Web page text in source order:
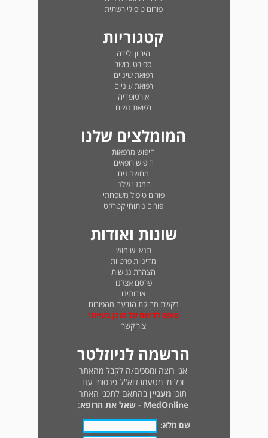
פורום טיפולי רשתית
קטגוריות
היריון ולידה
ספורט וכושר
רפואת שיניים
רפואת עיניים
אורטופדיה
רפואת נשים
המומלצים שלנו
חיפוש מרפאות
חיפוש רופאים
מחשבונים
המגזין שלנו
פורום טיפול משפחתי
פורום ניתוחי קטרקט
שונות ואודות
תנאי שימוש
מדיניות פרטיות
הצהרת נגישות
פרסם אצלנו
אודותינו
בקשת מחיקת הודעה מהפורום
טופס לדיווח על תוכן בעייתי
צור קשר
הרשמה לניוזלטר
אני רוצה ומסכים/ה לקבל מהאתר
וכל מי מטעמו דוא"ל פרסומי עם
תוכן מעניין בהתאם לתכני האתר
MedOnline - שאל את הרופא
:
שם מלא: